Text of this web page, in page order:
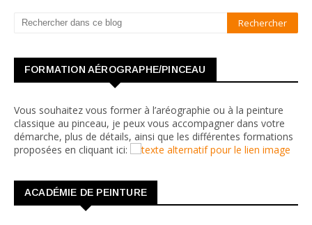
FORMATION AÉROGRAPHE/PINCEAU
Vous souhaitez vous former à l’aréographie ou à la peinture
classique au pinceau, je peux vous accompagner dans votre
démarche, plus de détails, ainsi que les différentes formations
proposées en cliquant ici:
ACADÉMIE DE PEINTURE